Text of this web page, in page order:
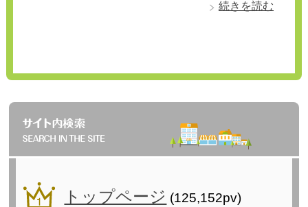
続きを読む
トップページ (125,152pv)